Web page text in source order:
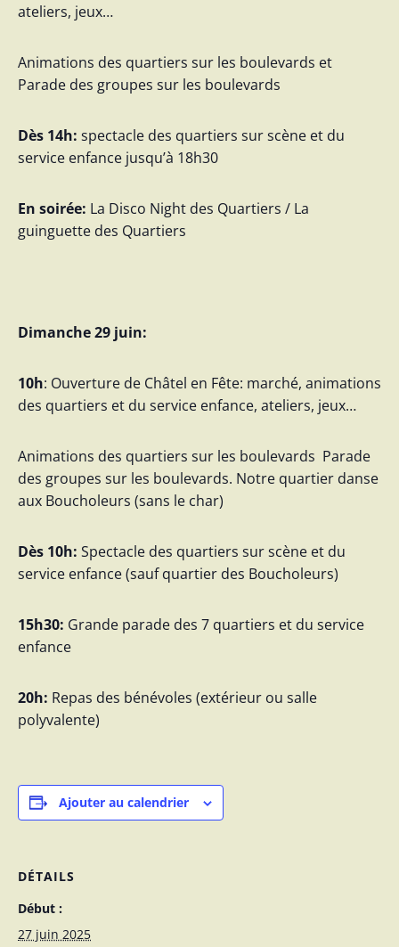
ateliers, jeux…
Animations des quartiers sur les boulevards et
Parade des groupes sur les boulevards
Dès 14h: spectacle des quartiers sur scène et du
service enfance jusqu’à 18h30
En soirée: La Disco Night des Quartiers / La
guinguette des Quartiers
Dimanche 29 juin:
10h: Ouverture de Châtel en Fête: marché, animations
des quartiers et du service enfance, ateliers, jeux…
Animations des quartiers sur les boulevards Parade
des groupes sur les boulevards. Notre quartier danse
aux Boucholeurs (sans le char)
Dès 10h: Spectacle des quartiers sur scène et du
service enfance (sauf quartier des Boucholeurs)
15h30: Grande parade des 7 quartiers et du service
enfance
20h: Repas des bénévoles (extérieur ou salle
polyvalente)
Ajouter au calendrier
DÉTAILS
Début :
27 juin 2025